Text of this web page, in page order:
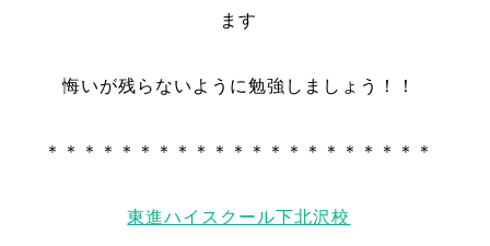
ます
悔いが残らないように勉強しましょう！！
＊＊＊＊＊＊＊＊＊＊＊＊＊＊＊＊＊＊＊＊＊
東進ハイスクール下北沢校